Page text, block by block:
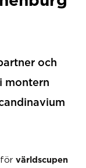
och
montern
för världscupen